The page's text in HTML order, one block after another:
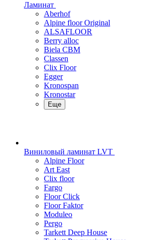
Ламинат
Aberhof
Alpine floor Original
ALSAFLOOR
Berry alloc
Biela CBM
Classen
Clix Floor
Egger
Kronospan
Kronostar
Еще
Виниловый ламинат LVT
Alpine Floor
Art East
Clix floor
Fargo
Floor Click
Floor Faktor
Moduleo
Pergo
Tarkett Deep House